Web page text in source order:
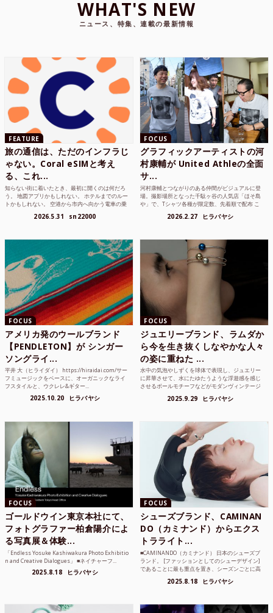
WHAT'S NEW
ニュース、特集、連載の最新情報
FEATURE
旅の通信は、ただのインフラじ
ゃない。Coral eSIMと考え
る、これ...
知らない街に着いたとき、最初に開くのは何だろ
う。 地図アプリかもしれない。 ホテルまでのルー
トかもしれない。 空港から市内へ向かう電車の乗
2026.5.31 sn22000
FOCUS
グラフィックアーティストの河
村康輔が United Athleの全面
サ...
河村康輔とつながりのある仲間がビジュアルに登
場。撮影場所となった千駄ヶ谷の人気店「ほそ島
や」で、Tシャツ各種が限定数、先着順で配布 こ
2026.2.27 ヒラバヤシ
FOCUS
アメリカ発のウールブランド
【PENDLETON】が シンガー
ソングライ...
平井 大（ヒライダイ） https://hiraidai.com/サー
フミュージックをベースに、オーガニックなライ
フスタイルと、ウクレレ&ギター...
2025.10.20 ヒラバヤシ
FOCUS
ジュエリーブランド、ラムダか
ら今を生き抜くしなやかな人々
の姿に重ねた ...
水中の気泡やしずくを球体で表現し、ジュエリー
に昇華させて、水にたゆたうような浮遊感を感じ
させるボールモチーフなどがモダンヴィンテージ
2025.9.29 ヒラバヤシ
FOCUS
ゴールドウイン東京本社にて、
フォトグラファー柏倉陽介によ
る写真展＆体験...
「Endless Yosuke Kashiwakura Photo Exhibitio
n and Creative Dialogues」 ■ネイチャーフ...
2025.8.18 ヒラバヤシ
FOCUS
シューズブランド、CAMINAN
DO（カミナンド）からエクス
トラライト...
■CAMINANDO（カミナンド） 日本のシューズブ
ランド。 [ファッションとしてのシューデザイン]
であることに最も重点を置き、シーズンごとに高
2025.8.18 ヒラバヤシ